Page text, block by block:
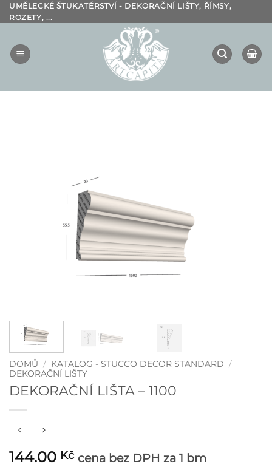
Přeskočit
na
UMĚLECKÉ ŠTUKATÉRSTVÍ - DEKORAČNÍ LIŠTY, ŘÍMSY,
ROZETY, ...
DOMŮ / KATALOG - STUCCO DECOR STANDARD /
DEKORAČNÍ LIŠTY
DEKORAČNÍ LIŠTA – 1100
144.00 Kč cena bez DPH za 1 bm